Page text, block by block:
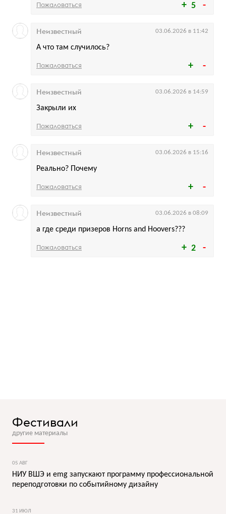
5
Пожаловаться
А что там случилось?
Неизвестный 03.06.2026 в 11:42
Пожаловаться
Закрыли их
Неизвестный 03.06.2026 в 14:59
Пожаловаться
Реально? Почему
Неизвестный 03.06.2026 в 15:16
Пожаловаться
2
а где среди призеров Horns and Hoovers???
Неизвестный 03.06.2026 в 08:09
Пожаловаться
Фестивали
другие материалы
05 АВГ
НИУ ВШЭ и emg запускают программу профессиональной
переподготовки по событийному дизайну
31 ИЮЛ